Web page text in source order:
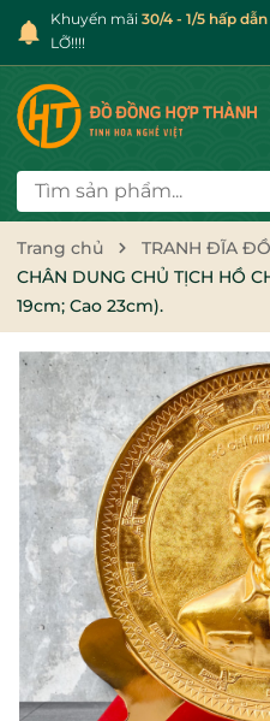
Khuyến mãi 30/4 - 1/5
LỠ!!!!
Trang chủ TRANH ĐĨA
CHÂN DUNG CHỦ TỊCH HỒ
19cm; Cao 23cm).